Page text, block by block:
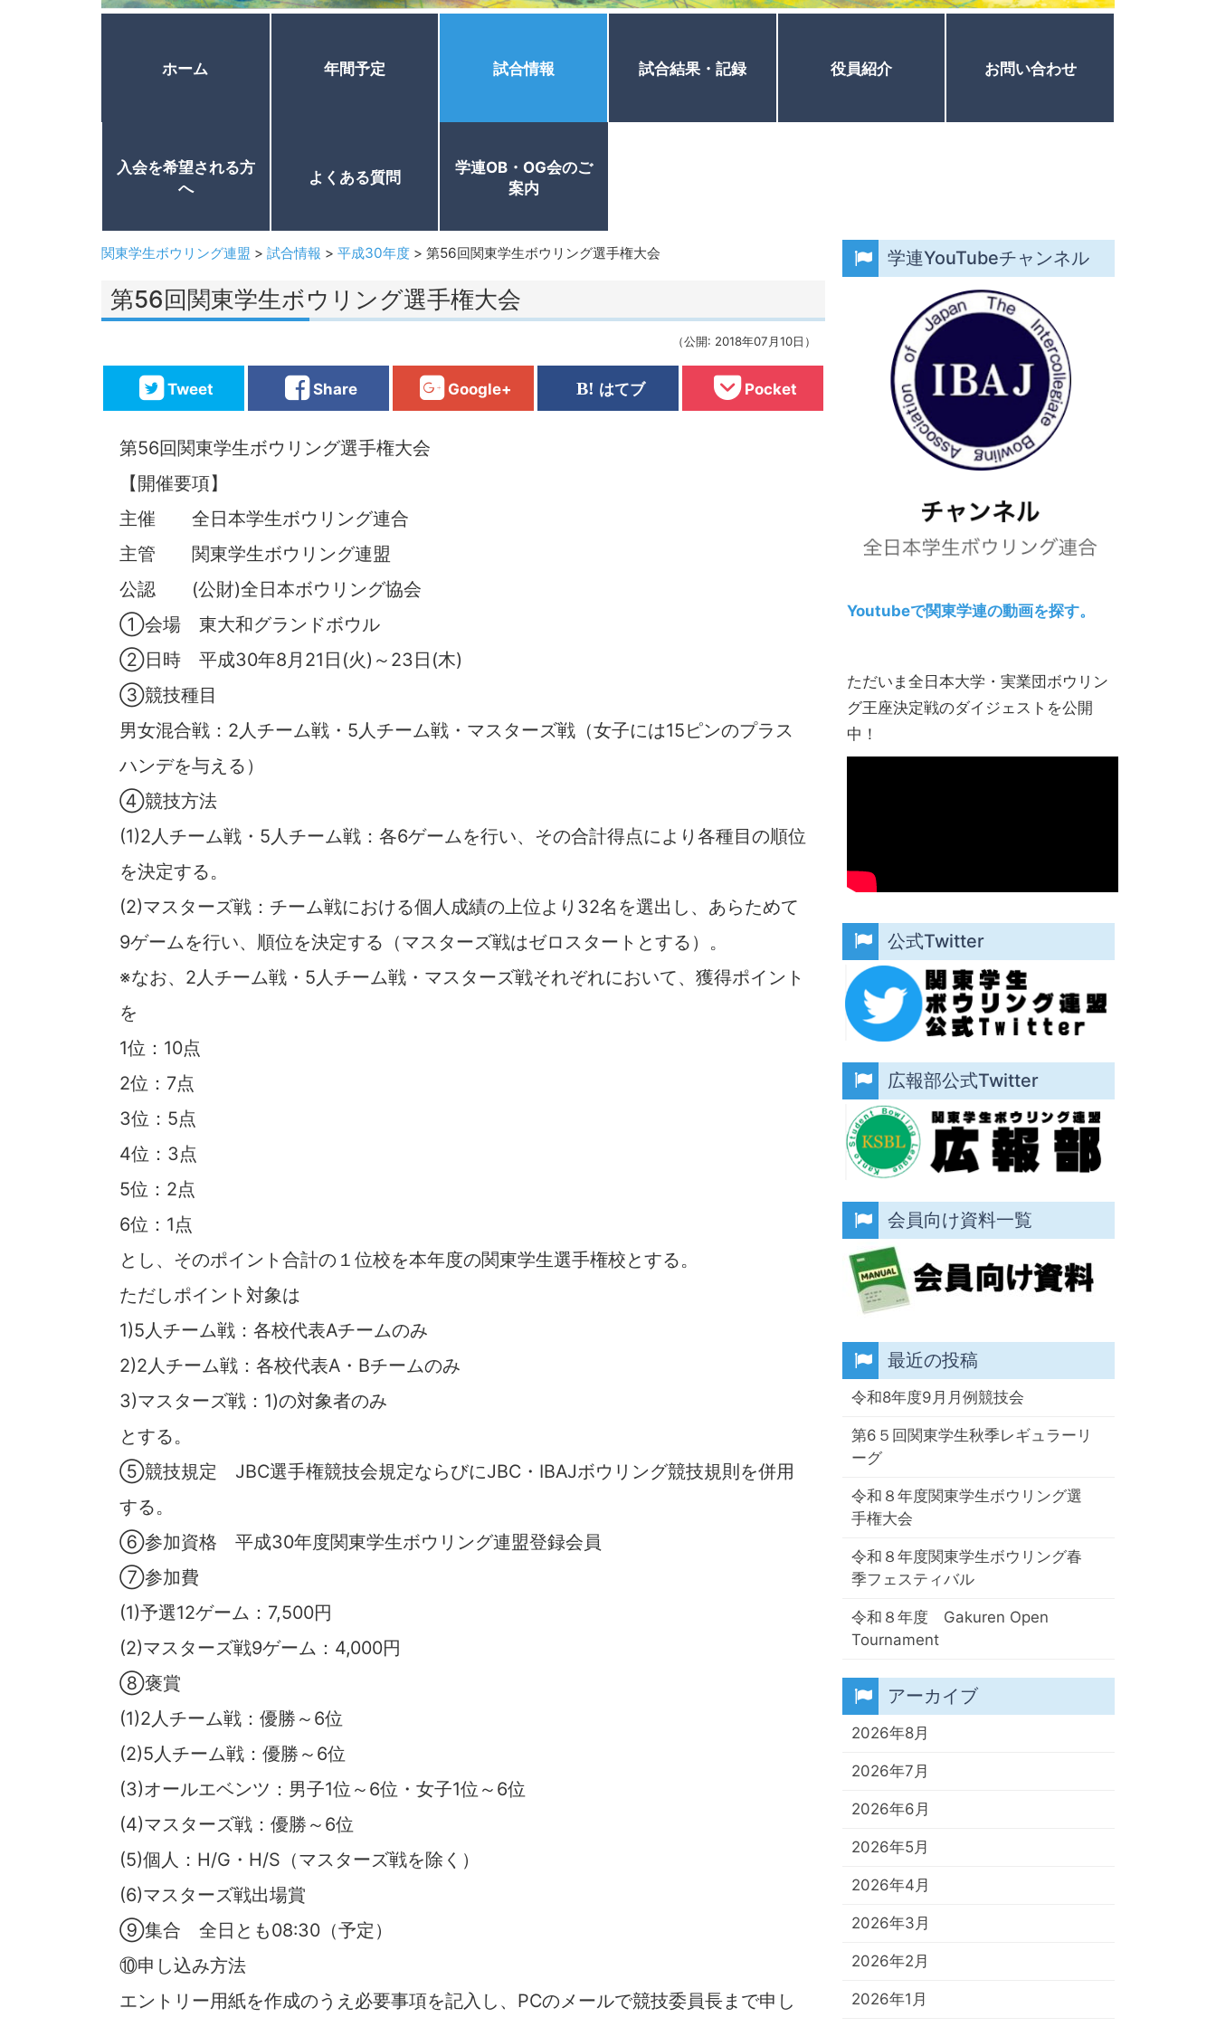
ホーム 年間予定 試合情報 試合結果・記録 役員紹介 お問い合わせ
入会を希望される方
へ
よくある質問
学連OB・OG会のご
案内
関東学生ボウリング連盟 > 試合情報 > 平成30年度 > 第56回関東学生ボウリング選手権大会
第56回関東学生ボウリング選手権大会
（公開: 2018年07月10日）
Tweet Share Google+ はてブ Pocket
第56回関東学生ボウリング選手権大会
【開催要項】
主催 全日本学生ボウリング連合
主管 関東学生ボウリング連盟
公認 (公財)全日本ボウリング協会
①会場 東大和グランドボウル
②日時 平成30年8月21日(火)～23日(木)
③競技種目
男女混合戦：2人チーム戦・5人チーム戦・マスターズ戦（女子には15ピンのプラス
ハンデを与える）
④競技方法
(1)2人チーム戦・5人チーム戦：各6ゲームを行い、その合計得点により各種目の順位
を決定する。
(2)マスターズ戦：チーム戦における個人成績の上位より32名を選出し、あらためて
9ゲームを行い、順位を決定する（マスターズ戦はゼロスタートとする）。
※なお、2人チーム戦・5人チーム戦・マスターズ戦それぞれにおいて、獲得ポイント
を
1位：10点
2位：7点
3位：5点
4位：3点
5位：2点
6位：1点
とし、そのポイント合計の１位校を本年度の関東学生選手権校とする。
ただしポイント対象は
1)5人チーム戦：各校代表Aチームのみ
2)2人チーム戦：各校代表A・Bチームのみ
3)マスターズ戦：1)の対象者のみ
とする。
⑤競技規定 JBC選手権競技会規定ならびにJBC・IBAJボウリング競技規則を併用
する。
⑥参加資格 平成30年度関東学生ボウリング連盟登録会員
⑦参加費
(1)予選12ゲーム：7,500円
(2)マスターズ戦9ゲーム：4,000円
⑧褒賞
(1)2人チーム戦：優勝～6位
(2)5人チーム戦：優勝～6位
(3)オールエベンツ：男子1位～6位・女子1位～6位
(4)マスターズ戦：優勝～6位
(5)個人：H/G・H/S（マスターズ戦を除く）
(6)マスターズ戦出場賞
⑨集合 全日とも08:30（予定）
⑩申し込み方法
エントリー用紙を作成のうえ必要事項を記入し、PCのメールで競技委員長まで申し
学連YouTubeチャンネル
Youtubeで関東学連の動画を探す。
ただいま全日本大学・実業団ボウリン
グ王座決定戦のダイジェストを公開
中！
公式Twitter
広報部公式Twitter
会員向け資料一覧
最近の投稿
令和8年度9月月例競技会
第6５回関東学生秋季レギュラーリ
ーグ
令和８年度関東学生ボウリング選
手権大会
令和８年度関東学生ボウリング春
季フェスティバル
令和８年度 Gakuren Open
Tournament
アーカイブ
2026年8月
2026年7月
2026年6月
2026年5月
2026年4月
2026年3月
2026年2月
2026年1月